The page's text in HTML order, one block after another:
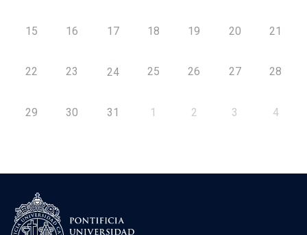
15 16 17 18 19 20 21
22 23 24 25 26 27 28
29 30 31 1 2 3 4